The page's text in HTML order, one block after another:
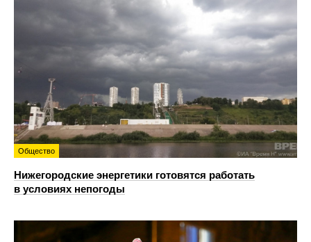
Общество
Нижегородские энергетики готовятся работать
в условиях непогоды